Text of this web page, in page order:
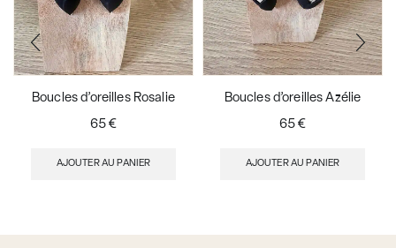
Boucles d’oreilles Rosalie
65€
AJOUTER AU PANIER
Boucles d’oreilles Azélie
65€
AJOUTER AU PANIER